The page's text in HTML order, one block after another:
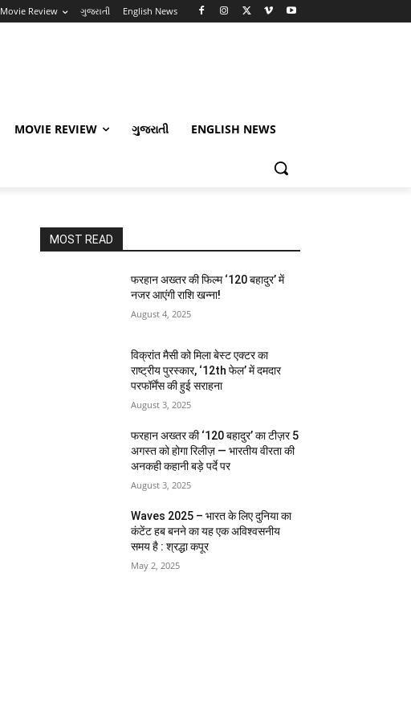
Movie Review ગુજરાતી English News
MOVIE REVIEW ગુજરાતી ENGLISH NEWS
MOST READ
फरहान अख्तर की फिल्म ‘120 बहादुर’ में
नजर आएंगी राशि खन्ना!
August 4, 2025
विक्रांत मैसी को मिला बेस्ट एक्टर का
राष्ट्रीय पुरस्कार, ‘12th फेल’ में दमदार
परफॉर्मेंस की हुई सराहना
August 3, 2025
फरहान अख्तर की ‘120 बहादुर’ का टीज़र 5
अगस्त को होगा रिलीज़ — भारतीय वीरता की
अनकही कहानी बड़े पर्दे पर
August 3, 2025
Waves 2025 – भारत के लिए दुनिया का
कंटेंट हब बनने का यह एक अविश्वसनीय
समय है : श्रद्धा कपूर
May 2, 2025